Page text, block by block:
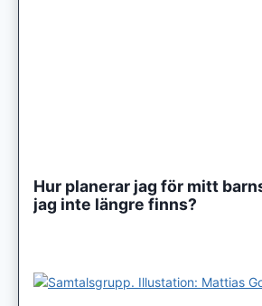
Hur planerar jag för mitt
jag inte längre finns?